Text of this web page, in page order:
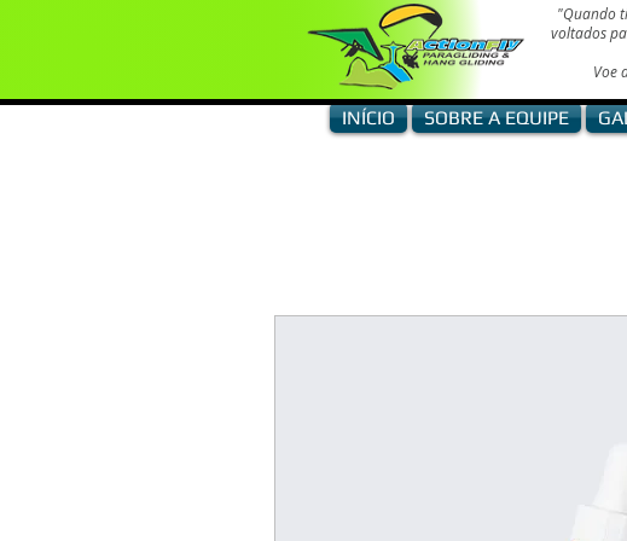
"Quando
voltados
Voe
INÍCIO SOBRE A EQUIPE